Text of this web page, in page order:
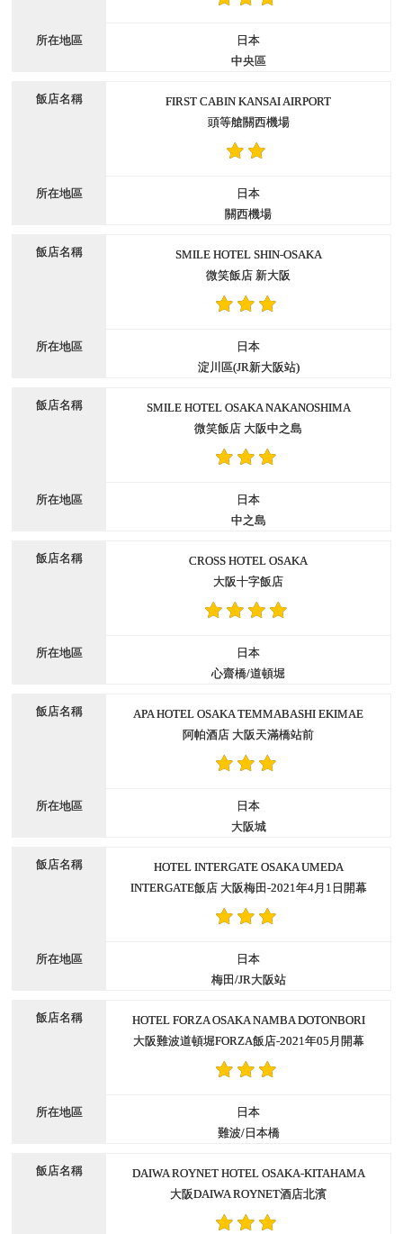
日本
中央區
FIRST CABIN KANSAI AIRPORT
頭等艙關西機場
日本
關西機場
SMILE HOTEL SHIN-OSAKA
微笑飯店 新大阪
日本
淀川區(JR新大阪站)
SMILE HOTEL OSAKA NAKANOSHIMA
微笑飯店 大阪中之島
日本
中之島
CROSS HOTEL OSAKA
大阪十字飯店
日本
心齋橋/道頓堀
APA HOTEL OSAKA TEMMABASHI EKIMAE
阿帕酒店 大阪天滿橋站前
日本
大阪城
HOTEL INTERGATE OSAKA UMEDA
INTERGATE飯店 大阪梅田-2021年4月1日開幕
日本
梅田/JR大阪站
HOTEL FORZA OSAKA NAMBA DOTONBORI
大阪難波道頓堀FORZA飯店-2021年05月開幕
日本
難波/日本橋
DAIWA ROYNET HOTEL OSAKA-KITAHAMA
大阪DAIWA ROYNET酒店北濱